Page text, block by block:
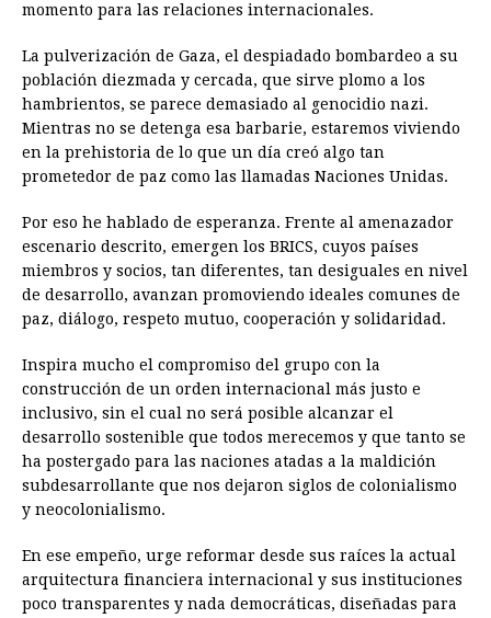
momento para las relaciones internacionales.
La pulverización de Gaza, el despiadado bombardeo a su
población diezmada y cercada, que sirve plomo a los
hambrientos, se parece demasiado al genocidio nazi.
Mientras no se detenga esa barbarie, estaremos viviendo
en la prehistoria de lo que un día creó algo tan
prometedor de paz como las llamadas Naciones Unidas.
Por eso he hablado de esperanza. Frente al amenazador
escenario descrito, emergen los BRICS, cuyos países
miembros y socios, tan diferentes, tan desiguales en nivel
de desarrollo, avanzan promoviendo ideales comunes de
paz, diálogo, respeto mutuo, cooperación y solidaridad.
Inspira mucho el compromiso del grupo con la
construcción de un orden internacional más justo e
inclusivo, sin el cual no será posible alcanzar el
desarrollo sostenible que todos merecemos y que tanto se
ha postergado para las naciones atadas a la maldición
subdesarrollante que nos dejaron siglos de colonialismo
y neocolonialismo.
En ese empeño, urge reformar desde sus raíces la actual
arquitectura financiera internacional y sus instituciones
poco transparentes y nada democráticas, diseñadas para